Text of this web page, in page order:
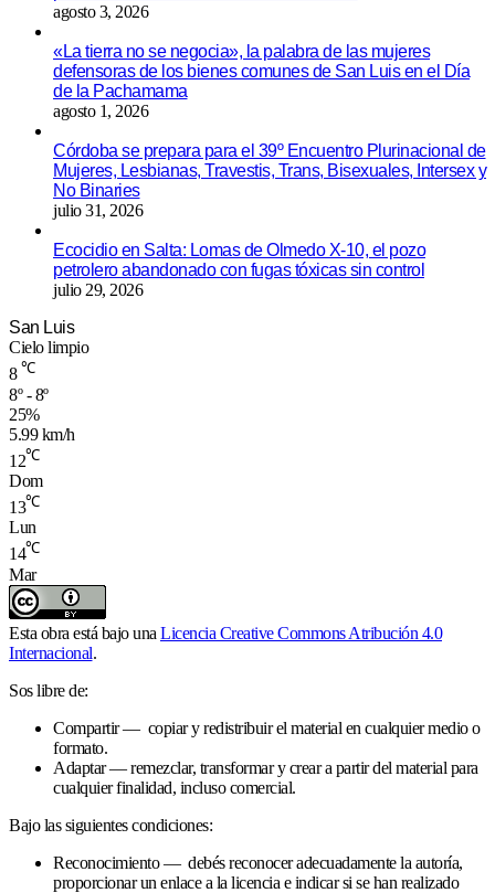
agosto 3, 2026
«La tierra no se negocia», la palabra de las mujeres
defensoras de los bienes comunes de San Luis en el Día
de la Pachamama
agosto 1, 2026
Córdoba se prepara para el 39º Encuentro Plurinacional de
Mujeres, Lesbianas, Travestis, Trans, Bisexuales, Intersex y
No Binaries
julio 31, 2026
Ecocidio en Salta: Lomas de Olmedo X-10, el pozo
petrolero abandonado con fugas tóxicas sin control
julio 29, 2026
San Luis
Cielo limpio
8 ℃
8º - 8º
25%
5.99 km/h
12℃
Dom
13℃
Lun
14℃
Mar
Esta obra está bajo una Licencia Creative Commons Atribución 4.0
Internacional.
Sos libre de:
Compartir — copiar y redistribuir el material en cualquier medio o
formato.
Adaptar — remezclar, transformar y crear a partir del material para
cualquier finalidad, incluso comercial.
Bajo las siguientes condiciones:
Reconocimiento — debés reconocer adecuadamente la autoría,
proporcionar un enlace a la licencia e indicar si se han realizado